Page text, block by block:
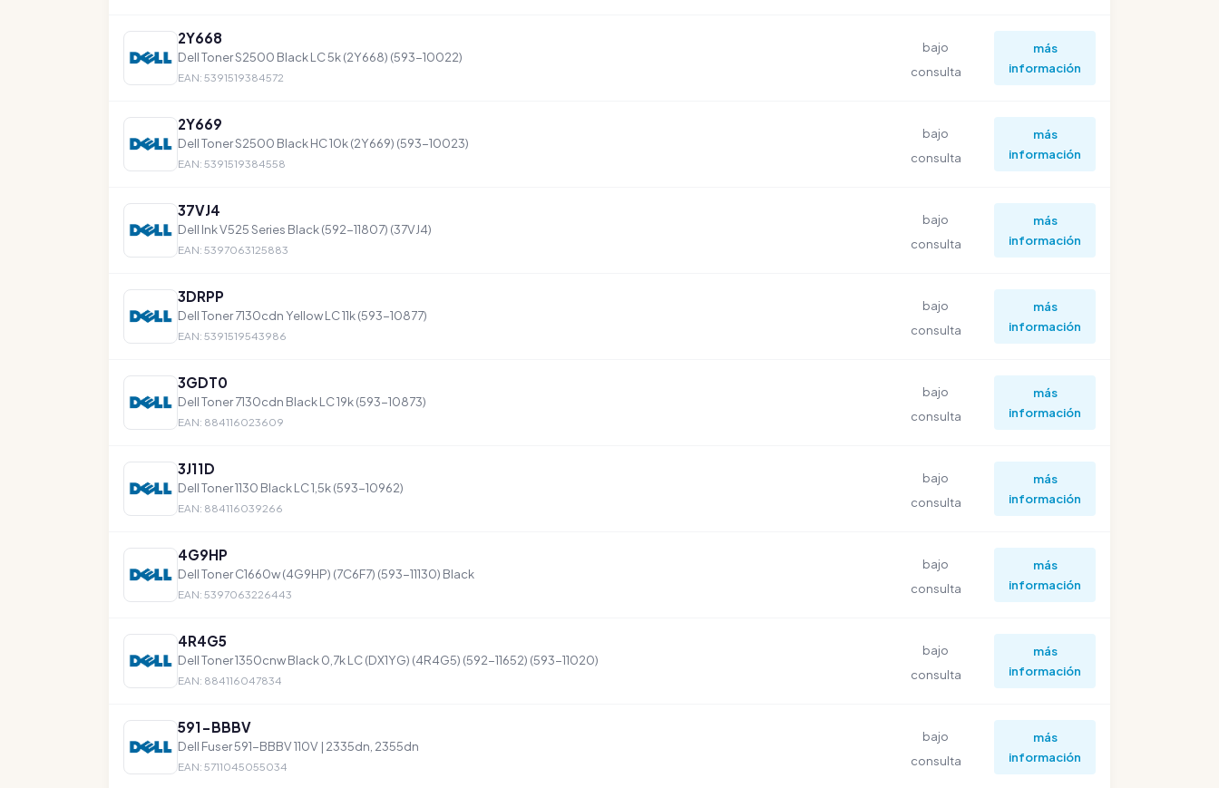
2Y668
Dell Toner S2500 Black LC 5k (2Y668) (593-10022)
EAN: 5391519384572
bajo
consulta
más
información
2Y669
Dell Toner S2500 Black HC 10k (2Y669) (593-10023)
EAN: 5391519384558
bajo
consulta
más
información
37VJ4
Dell Ink V525 Series Black (592-11807) (37VJ4)
EAN: 5397063125883
bajo
consulta
más
información
3DRPP
Dell Toner 7130cdn Yellow LC 11k (593-10877)
EAN: 5391519543986
bajo
consulta
más
información
3GDT0
Dell Toner 7130cdn Black LC 19k (593-10873)
EAN: 884116023609
bajo
consulta
más
información
3J11D
Dell Toner 1130 Black LC 1,5k (593-10962)
EAN: 884116039266
bajo
consulta
más
información
4G9HP
Dell Toner C1660w (4G9HP) (7C6F7) (593-11130) Black
EAN: 5397063226443
bajo
consulta
más
información
4R4G5
Dell Toner 1350cnw Black 0,7k LC (DX1YG) (4R4G5) (592-11652) (593-11020)
EAN: 884116047834
bajo
consulta
más
información
591-BBBV
Dell Fuser 591-BBBV 110V | 2335dn, 2355dn
EAN: 5711045055034
bajo
consulta
más
información